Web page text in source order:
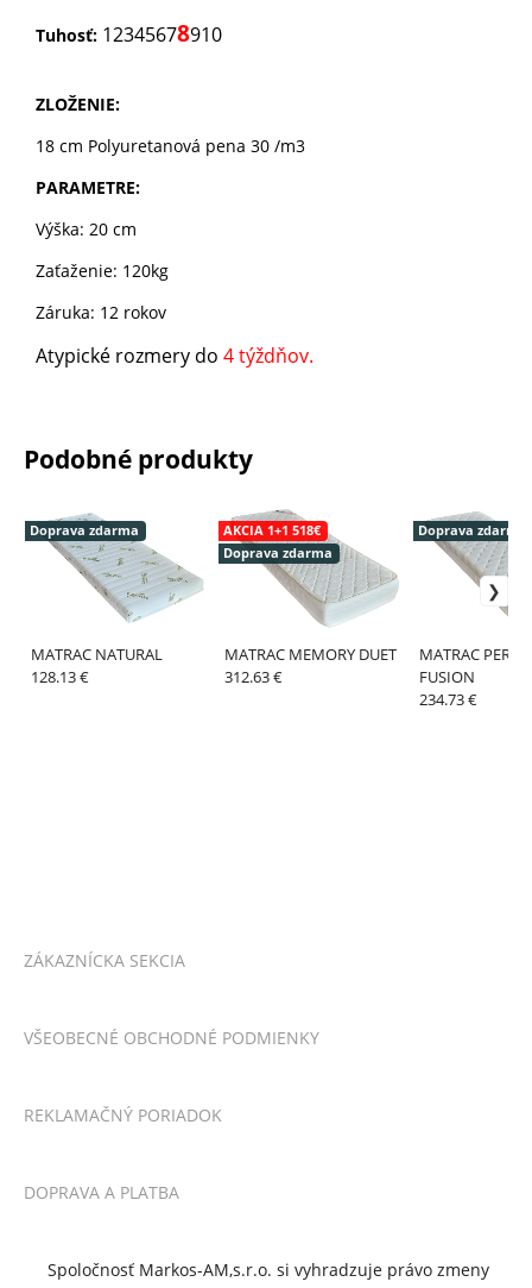
Tuhosť: 12345678910
ZLOŽENIE:
18 cm Polyuretanová pena 30 /m3
PARAMETRE:
Výška: 20 cm
Zaťaženie: 120kg
Záruka: 12 rokov
Atypické rozmery do 4 týždňov.
Podobné produkty
MATRAC NATURAL
Doprava zdarma
128.13 €
MATRAC MEMORY DUET
AKCIA 1+1 518€
Doprava zdarma
312.63 €
MATRAC
FUSION
Doprava zdarma
234.73 €
ZÁKAZNÍCKA SEKCIA
VŠEOBECNÉ OBCHODNÉ PODMIENKY
REKLAMAČNÝ PORIADOK
DOPRAVA A PLATBA
Spoločnosť Markos-AM,s.r.o. si vyhradzuje právo zmeny